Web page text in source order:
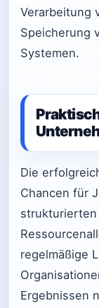
Verarbeitung
Speicherung
Systemen.
Die
Chancen für
regelmäßige
Ergebnissen